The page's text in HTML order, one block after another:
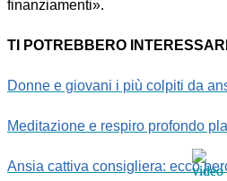
finanziamenti».
TI POTREBBERO
Donne e giovani i più colpiti da
Meditazione e respiro profondo
Ansia cattiva consigliera: ecco